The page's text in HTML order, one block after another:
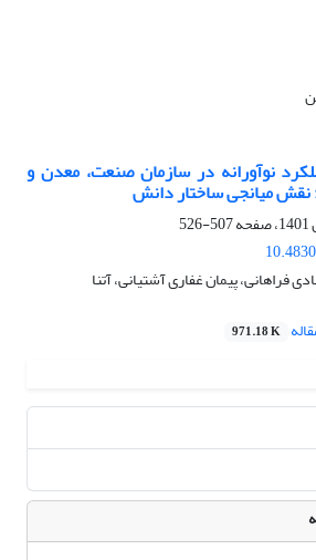
نوآورانه در سازمان صنعت، معدن و
نقش میانجی ساختار دانش
507-526
فراهانی، پیمان غفاری آشتیانی، آتنا
971.18 K